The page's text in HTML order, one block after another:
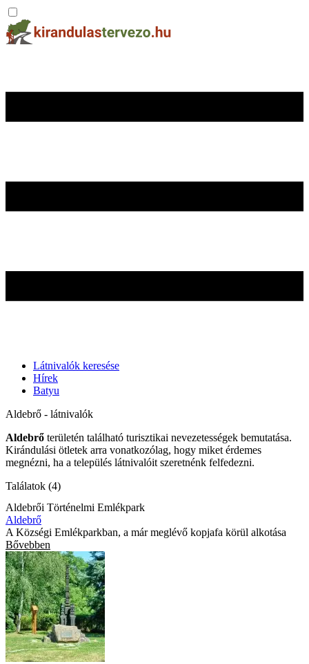
Látnivalók keresése
Hírek
Batyu
Aldebrő - látnivalók
Aldebrő területén található turisztikai nevezetességek bemutatása.
Kirándulási ötletek arra vonatkozólag, hogy miket érdemes
megnézni, ha a település látnivalóit szeretnénk felfedezni.
Találatok (4)
Aldebrői Történelmi Emlékpark
Aldebrő
A Községi Emlékparkban, a már meglévő kopjafa körül alkotása
Bővebben